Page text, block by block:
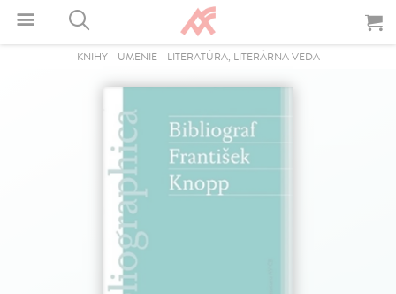
KNIHY- UMENIE- LITERATÚRA, LITERÁRNA VEDA